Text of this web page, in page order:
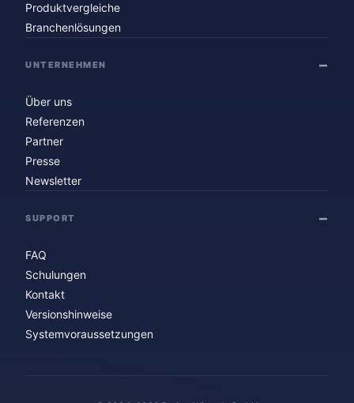
Produktvergleiche
Branchenlösungen
UNTERNEHMEN
Über uns
Referenzen
Partner
Presse
Newsletter
SUPPORT
FAQ
Schulungen
Kontakt
Versionshinweise
Systemvoraussetzungen